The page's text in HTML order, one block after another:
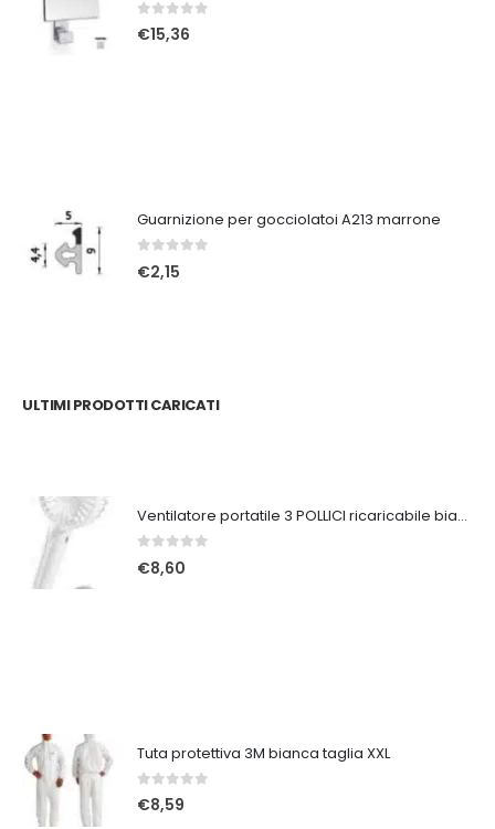
Su 5
€15,36
Guarnizione per gocciolatoi A213 marrone
Su 5
€2,15
ULTIMI PRODOTTI CARICATI
Ventilatore portatile 3 POLLICI ricaricabile bianco
Su 5
€8,60
Tuta protettiva 3M bianca taglia XXL
0Su 5
€8,59